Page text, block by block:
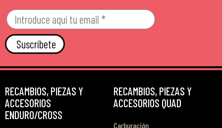
Suscríbete
RECAMBIOS, PIEZAS Y
ACCESORIOS
ENDURO/CROSS
RECAMBIOS, PIEZAS Y
ACCESORIOS QUAD
Carburación